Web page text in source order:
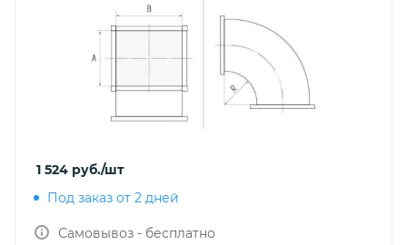
1 524 руб./шт
Под заказ от 2 дней
Самовывоз - бесплатно